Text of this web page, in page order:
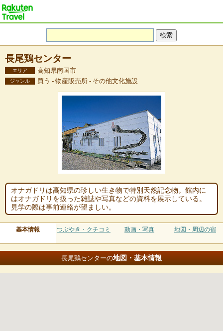
長尾鶏センター
エリア 高知県南国市
ジャンル 買う - 物産販売所 - その他文化施設
オナガドリは高知県の珍しい生き物で特別天然記念物。館内に
はオナガドリを扱った雑誌や写真などの資料を展示している。
見学の際は事前連絡が望ましい。
基本情報 つぶやき・クチコミ 動画・写真 地図・周辺の宿
長尾鶏センターの地図・基本情報